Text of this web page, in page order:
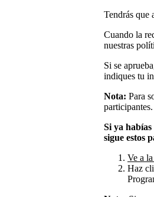
Tendrás que
Cuando la
nuestras
Si se
indiques tu
Nota: Para
participantes.
Si ya
sigue estos
Ve a
Haz